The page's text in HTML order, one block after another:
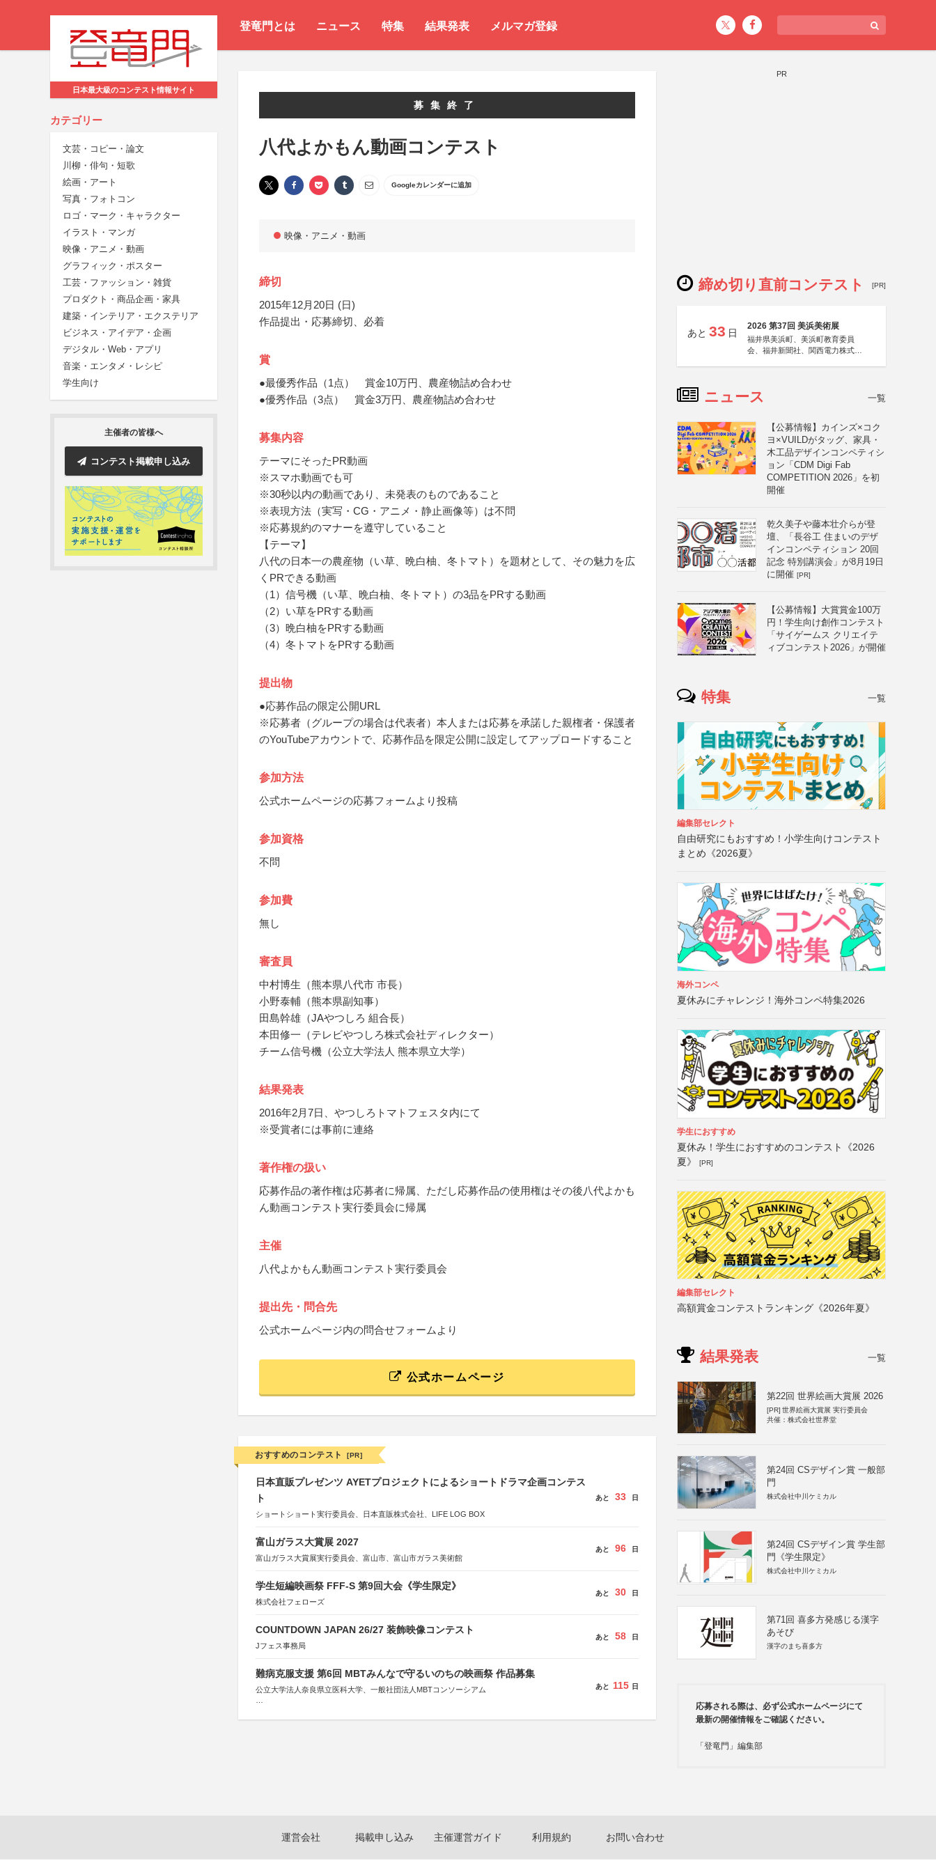
登竜門とは ニュース 特集 結果発表 メルマガ登録
日本最大級のコンテスト情報サイト
カテゴリー
文芸・コピー・論文
川柳・俳句・短歌
絵画・アート
写真・フォトコン
ロゴ・マーク・キャラクター
イラスト・マンガ
映像・アニメ・動画
グラフィック・ポスター
工芸・ファッション・雑貨
プロダクト・商品企画・家具
建築・インテリア・エクステリア
ビジネス・アイデア・企画
デジタル・Web・アプリ
音楽・エンタメ・レシピ
学生向け
主催者の皆様へ
コンテスト掲載申し込み
募集終了
八代よかもん動画コンテスト
Googleカレンダーに追加
映像・アニメ・動画
締切
2015年12月20日 (日)
作品提出・応募締切、必着
賞
●最優秀作品（1点） 賞金10万円、農産物詰め合わせ
●優秀作品（3点） 賞金3万円、農産物詰め合わせ
募集内容
テーマにそったPR動画
※スマホ動画でも可
※30秒以内の動画であり、未発表のものであること
※表現方法（実写・CG・アニメ・静止画像等）は不問
※応募規約のマナーを遵守していること
【テーマ】
八代の日本一の農産物（い草、晩白柚、冬トマト）を題材として、その魅力を広
くPRできる動画
（1）信号機（い草、晩白柚、冬トマト）の3品をPRする動画
（2）い草をPRする動画
（3）晩白柚をPRする動画
（4）冬トマトをPRする動画
提出物
●応募作品の限定公開URL
※応募者（グループの場合は代表者）本人または応募を承諾した親権者・保護者
のYouTubeアカウントで、応募作品を限定公開に設定してアップロードすること
参加方法
公式ホームページの応募フォームより投稿
参加資格
不問
参加費
無し
審査員
中村博生（熊本県八代市 市長）
小野泰輔（熊本県副知事）
田島幹雄（JAやつしろ 組合長）
本田修一（テレビやつしろ株式会社ディレクター）
チーム信号機（公立大学法人 熊本県立大学）
結果発表
2016年2月7日、やつしろトマトフェスタ内にて
※受賞者には事前に連絡
著作権の扱い
応募作品の著作権は応募者に帰属、ただし応募作品の使用権はその後八代よかも
ん動画コンテスト実行委員会に帰属
主催
八代よかもん動画コンテスト実行委員会
提出先・問合先
公式ホームページ内の問合せフォームより
公式ホームページ
おすすめのコンテスト [PR]
日本直販プレゼンツ AYETプロジェクトによるショートドラマ企画コンテス
ト
ショートショート実行委員会、日本直販株式会社、LIFE LOG BOX
あと 33 日
富山ガラス大賞展 2027
富山ガラス大賞展実行委員会、富山市、富山市ガラス美術館
あと 96 日
学生短編映画祭 FFF-S 第9回大会《学生限定》
株式会社フェローズ
あと 30 日
COUNTDOWN JAPAN 26/27 装飾映像コンテスト
Jフェス事務局
あと 58 日
難病克服支援 第6回 MBTみんなで守るいのちの映画祭 作品募集
公立大学法人奈良県立医科大学、一般社団法人MBTコンソーシアム
後援：厚生労働省
あと 115 日
PR
締め切り直前コンテスト [PR]
あと 33 日
2026 第37回 美浜美術展
福井県美浜町、美浜町教育委員
会、福井新聞社、関西電力株式会
ニュース 一覧
【公募情報】カインズ×コク
ヨ×VUILDがタッグ、家具・
木工品デザインコンペティシ
ョン「CDM Digi Fab
COMPETITION 2026」を初
開催
乾久美子や藤本壮介らが登
壇、「長谷工 住まいのデザ
インコンペティション 20回
記念 特別講演会」が8月19日
に開催 [PR]
【公募情報】大賞賞金100万
円！学生向け創作コンテスト
「サイゲームス クリエイテ
ィブコンテスト2026」が開催
特集 一覧
編集部セレクト
自由研究にもおすすめ！小学生向けコンテスト
まとめ《2026夏》
海外コンペ
夏休みにチャレンジ！海外コンペ特集2026
学生におすすめ
夏休み！学生におすすめのコンテスト《2026
夏》
[PR]
編集部セレクト
高額賞金コンテストランキング《2026年夏》
結果発表 一覧
第22回 世界絵画大賞展 2026
[PR] 世界絵画大賞展 実行委員会
共催：株式会社世界堂
第24回 CSデザイン賞 一般部
門
株式会社中川ケミカル
第24回 CSデザイン賞 学生部
門《学生限定》
株式会社中川ケミカル
第71回 喜多方発感じる漢字
あそび
漢字のまち喜多方
応募される際は、必ず公式ホームページにて
最新の開催情報をご確認ください。
「登竜門」編集部
運営会社 掲載申し込み 主催運営ガイド 利用規約 お問い合わせ